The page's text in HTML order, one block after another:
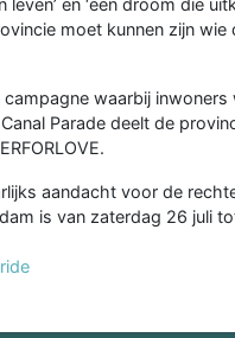
moet kunnen zijn
waarbij
Parade deelt de
aandacht voor de
is van zaterdag 26 juli